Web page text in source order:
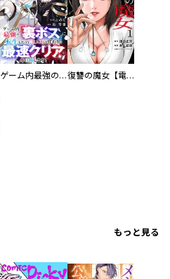
ゲーム内最強の『裏ボス』に転生したので、主人公の代わりに最速クリアを目指します！【電子単行本版】 復讐の魔女【電子単行本版】
もっと見る